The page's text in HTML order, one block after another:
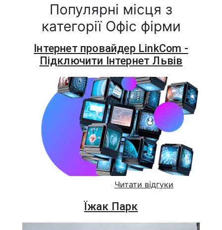
Популярні місця з
категорії Офіс фірми
Інтернет провайдер LinkCom -
Підключити Інтернет Львів
Читати відгуки
Їжак Парк